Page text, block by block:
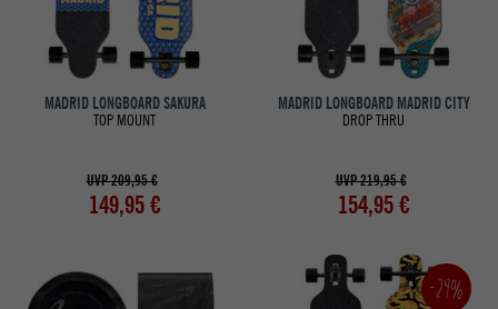
MADRID LONGBOARD SAKURA
TOP MOUNT
UVP 209,95 €
149,95 €
MADRID LONGBOARD MADRID CITY
DROP THRU
UVP 219,95 €
154,95 €
-29%